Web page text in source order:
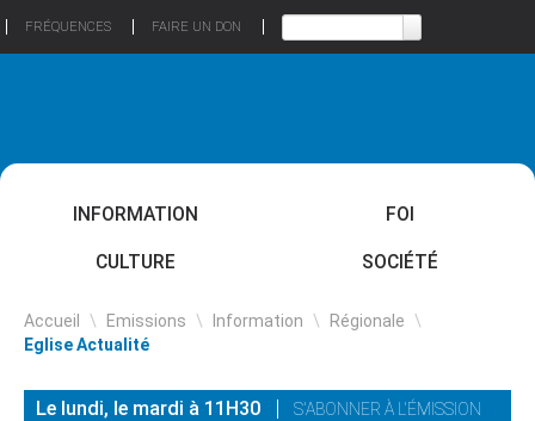
FRÉQUENCES FAIRE UN DON
INFORMATION FOI
CULTURE SOCIÉTÉ
Accueil \ Emissions \ Information \ Régionale \
Eglise Actualité
Le lundi, le mardi à 11H30
S'ABONNER À L'ÉMISSION